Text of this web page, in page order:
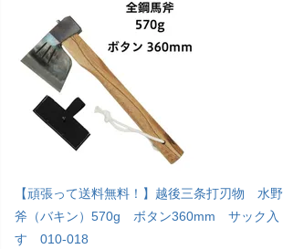
【頑張って送料無料！】越後三条打刃物 水
斧（バキン）570g ボタン360mm サック入
す 010-018